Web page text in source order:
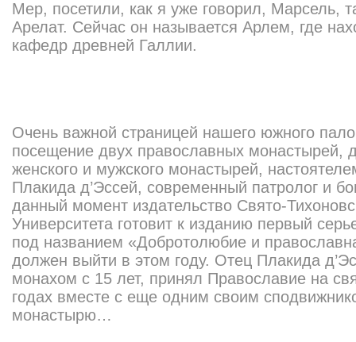
Мер, посетили, как я уже говорил, Марсель,
Арелат. Сейчас он называется Арлем, где
кафедр древней Галлии.
Очень важной страницей нашего южного
посещение двух православных монастырей,
женского и мужского монастырей,
Плакида д’Эссей, современный патролог и
данный момент издательство Свято-
Университета готовит к изданию первый
под названием «Добротолюбие и
должен выйти в этом году. Отец Плакида
монахом с 15 лет, принял Православие на
годах вместе с еще одним своим
монастырю…